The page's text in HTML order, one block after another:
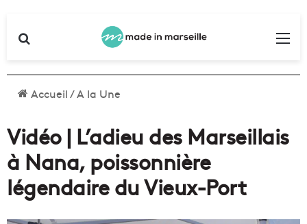
Accueil/A la Une
Vidéo | L’adieu des Marseillais
à Nana, poissonnière
légendaire du Vieux-Port